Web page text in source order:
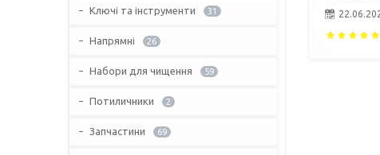
Ключі та інструменти 31
Напрямні 26
Набори для чищення 59
Потиличники 2
Запчастини 69